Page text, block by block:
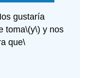
gustaría
toma\(y\) y nos
que\